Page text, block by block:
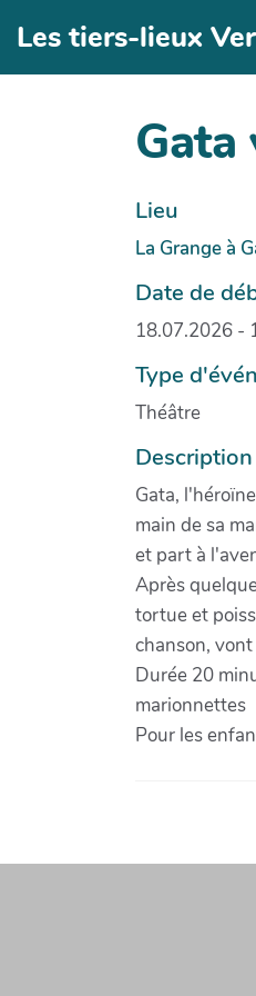
Aller au contenu principal
Les tiers-lieux
Lieu
La Grange à
Date de
18.07.2026 -
Type
Théâtre
Gata,
main de sa
et part à
Après
tortue et
chanson,
Durée 20
marionnettes
Pour les